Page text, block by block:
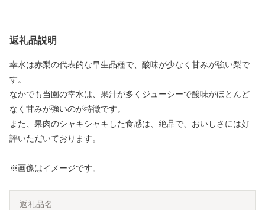
返礼品説明
幸水は赤梨の代表的な早生品種で、酸味が少なく甘みが強い梨で
す。
なかでも当園の幸水は、果汁が多くジューシーで酸味がほとんど
なく甘みが強いのが特徴です。
また、果肉のシャキシャキした食感は、絶品で、おいしさには好
評いただいております。
※画像はイメージです。
返礼品名